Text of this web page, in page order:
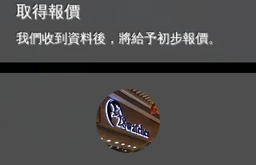
取得報價
我們收到資料後，將給予初步報價。